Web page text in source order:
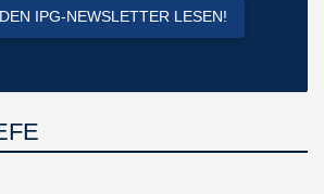
IPG-NEWSLETTER LESEN!